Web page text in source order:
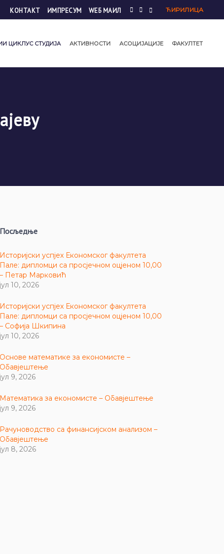
КОНТАКТ ИМПРЕСУМ WЕБ МАИЛ ЋИРИЛИЦА
ЦИКЛУС СТУДИЈА АКТИВНОСТИ АСОЦИЈАЦИЈЕ ФАКУЛТЕТ
Посљедње
Историјски успјех Економског факултета
Пале: дипломци са просјечном оцјеном 10,00
– Петар Марковић
јул 10, 2026
Историјски успјех Економског факултета
Пале: дипломци са просјечном оцјеном 10,00
– Софија Шкипина
јул 10, 2026
Основе математике за економисте –
Обавјештење
јул 9, 2026
Математика за економисте – Обавјештење
јул 9, 2026
Рачуноводство са финансијском анализом –
Обавјештење
јул 8, 2026